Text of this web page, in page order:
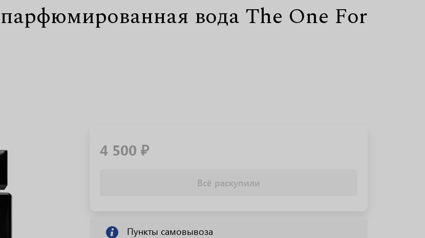
вода The One For
4 500 ₽
Всё раскупили
Пункты самовывоза